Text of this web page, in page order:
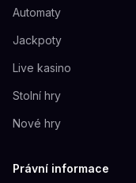
Automaty
Jackpoty
Live kasino
Stolní hry
Nové hry
Právní informace